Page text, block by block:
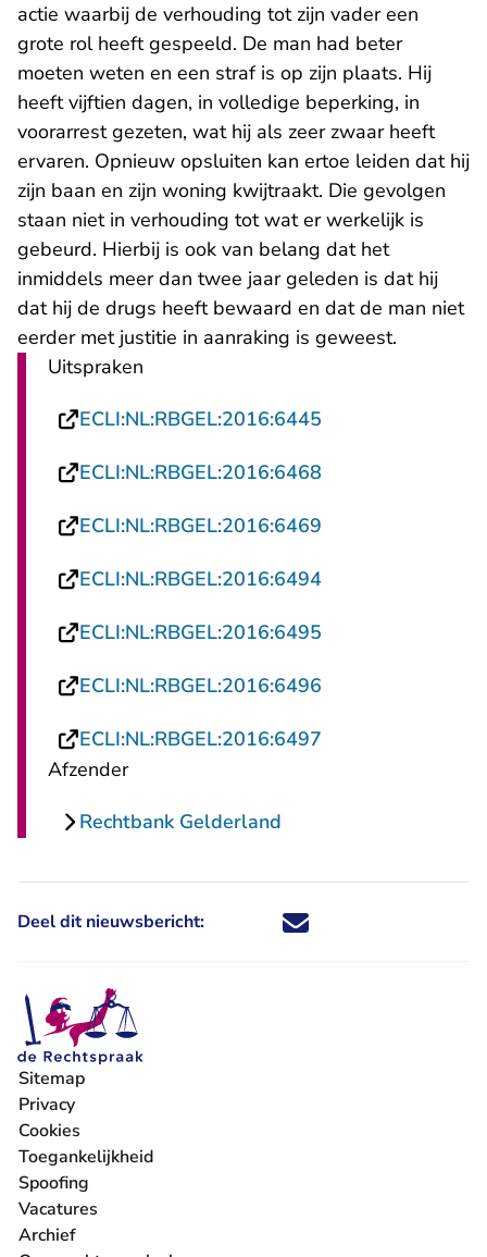
actie waarbij de verhouding tot zijn vader een
grote rol heeft gespeeld. De man had beter
moeten weten en een straf is op zijn plaats. Hij
heeft vijftien dagen, in volledige beperking, in
voorarrest gezeten, wat hij als zeer zwaar heeft
ervaren. Opnieuw opsluiten kan ertoe leiden dat hij
zijn baan en zijn woning kwijtraakt. Die gevolgen
staan niet in verhouding tot wat er werkelijk is
gebeurd. Hierbij is ook van belang dat het
inmiddels meer dan twee jaar geleden is dat hij
dat hij de drugs heeft bewaard en dat de man niet
eerder met justitie in aanraking is geweest.
Uitspraken
ECLI:NL:RBGEL:2016:6445
ECLI:NL:RBGEL:2016:6468
ECLI:NL:RBGEL:2016:6469
ECLI:NL:RBGEL:2016:6494- U verlaat
ECLI:NL:RBGEL:2016:6495
ECLI:NL:RBGEL:2016:6496
ECLI:NL:RBGEL:2016:6497
Afzender
Rechtbank Gelderland
Deel dit nieuwsbericht: Deel dit nieuwsbericht via X -
Deel dit nieuwsbericht via
Deel dit nieuwsbericht
Deel dit
Sitemap
Privacy
Cookies
Toegankelijkheid
Spoofing
Vacatures
- U verlaat Rechtspraak.nl
Archief